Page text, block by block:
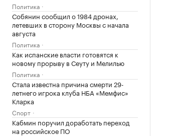
Политика
Собянин сообщил о 1984 дронах,
летевших в сторону Москвы с начала
августа
Политика
Как испанские власти готовятся к
новому прорыву в Сеуту и Мелилью
Политика
Стала известна причина смерти 29-
летнего игрока клуба НБА «Мемфис»
Кларка
Спорт
Кабмин поручил доработать переход
на российское ПО